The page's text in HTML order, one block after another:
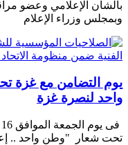
بالشأن الإعلامي وعضو
وبمجلس وزراء الإعلام
يوم التضامن مع غزة
واحد لنصرة غزة
تحت شعار "وطن واحد ..